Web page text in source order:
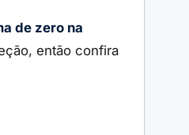
de zero na
então confira